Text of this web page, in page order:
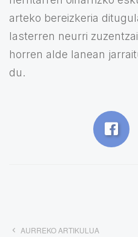
arteko bereizkeria
lasterren neurri
horren alde lanean
du.
AURREKO ARTIKULUA